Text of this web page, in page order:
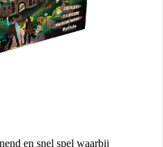
en snel spel waarbij